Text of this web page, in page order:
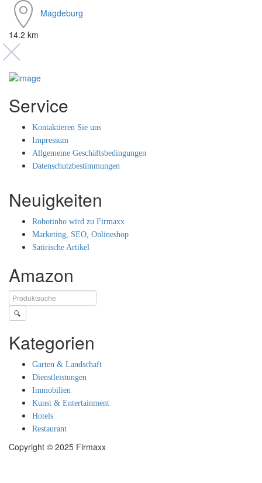
Magdeburg
14.2 km
Service
Kontaktieren Sie uns
Impressum
Allgemeine Geschäftsbedingungen
Datenschutzbestimmungen
Neuigkeiten
Robotinho wird zu Firmaxx
Marketing, SEO, Onlineshop
Satirische Artikel
Amazon
🔍
Kategorien
Garten & Landschaft
Dienstleistungen
Immobilien
Kunst & Entertainment
Hotels
Restaurant
Copyright © 2025 Firmaxx